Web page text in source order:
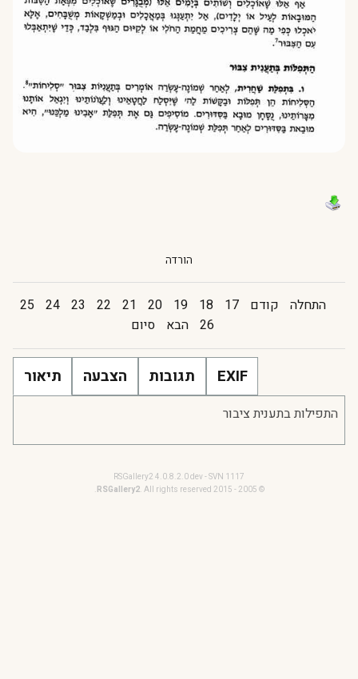
הורדה
התחלה קודם 17
18
19
20
21
22
23
24
25
26 הבא סיום
תיאור הצבעה תגובות EXIF
התפילות בתענית ציבור
RSGallery2 4.0.8.2.0 dev - SVN 1117
© 2005 - 2015
RSGallery2. All rights reserved.